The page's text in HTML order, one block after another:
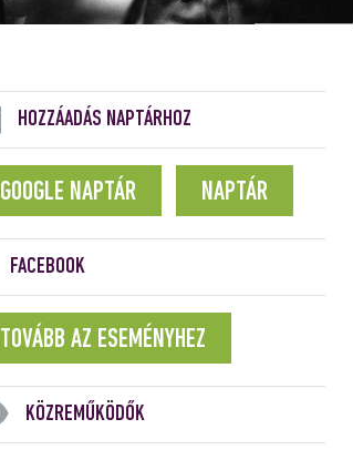
HOZZÁADÁS NAPTÁRHOZ
GOOGLE NAPTÁR NAPTÁR
FACEBOOK
TOVÁBB AZ ESEMÉNYHEZ
KÖZREMŰKÖDŐK